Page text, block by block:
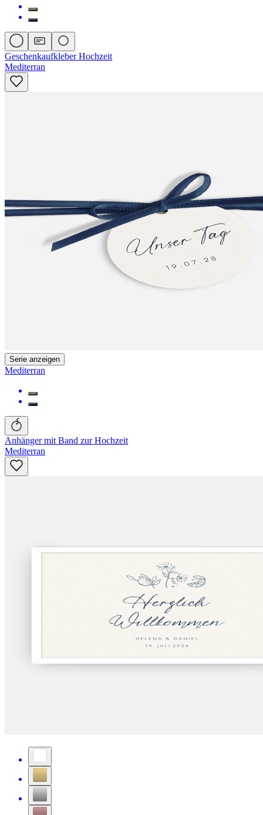
Geschenkaufkleber Hochzeit
Mediterran
Serie anzeigen
Mediterran
Anhänger mit Band zur Hochzeit
Mediterran